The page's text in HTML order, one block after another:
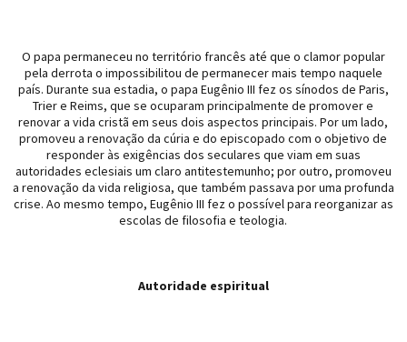
O papa permaneceu no território francês até que o clamor popular
pela derrota o impossibilitou de permanecer mais tempo naquele
país. Durante sua estadia, o papa Eugênio III fez os sínodos de Paris,
Trier e Reims, que se ocuparam principalmente de promover e
renovar a vida cristã em seus dois aspectos principais. Por um lado,
promoveu a renovação da cúria e do episcopado com o objetivo de
responder às exigências dos seculares que viam em suas
autoridades eclesiais um claro antitestemunho; por outro, promoveu
a renovação da vida religiosa, que também passava por uma profunda
crise. Ao mesmo tempo, Eugênio III fez o possível para reorganizar as
escolas de filosofia e teologia.
Autoridade espiritual